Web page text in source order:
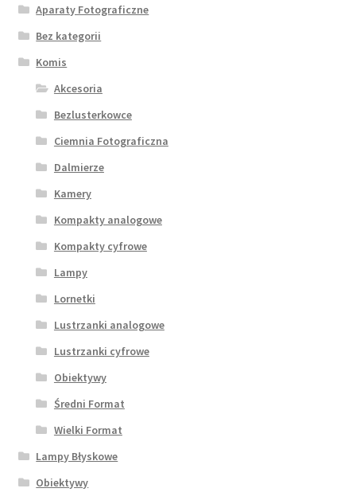
Aparaty Fotograficzne
Bez kategorii
Komis
Akcesoria
Bezlusterkowce
Ciemnia Fotograficzna
Dalmierze
Kamery
Kompakty analogowe
Kompakty cyfrowe
Lampy
Lornetki
Lustrzanki analogowe
Lustrzanki cyfrowe
Obiektywy
Średni Format
Wielki Format
Lampy Błyskowe
Obiektywy